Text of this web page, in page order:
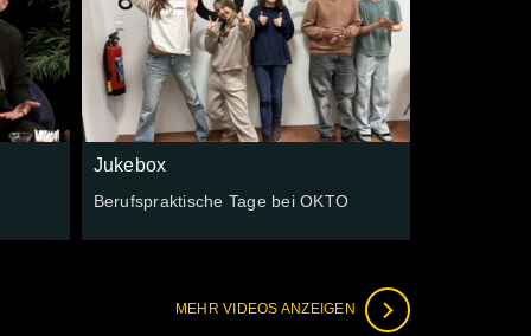
Jukebox
Berufspraktische Tage bei OKTO
MEHR VIDEOS ANZEIGEN